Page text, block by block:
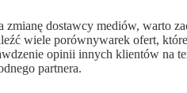
zmianę dostawcy mediów, warto
wiele porównywarek ofert,
opinii innych klientów na
partnera.